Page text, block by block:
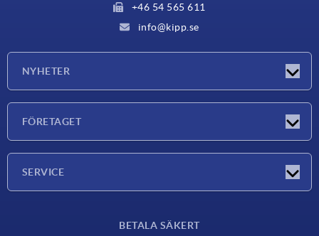
+46 54 565 611
info@kipp.se
NYHETER
FÖRETAGET
SERVICE
BETALA SÄKERT